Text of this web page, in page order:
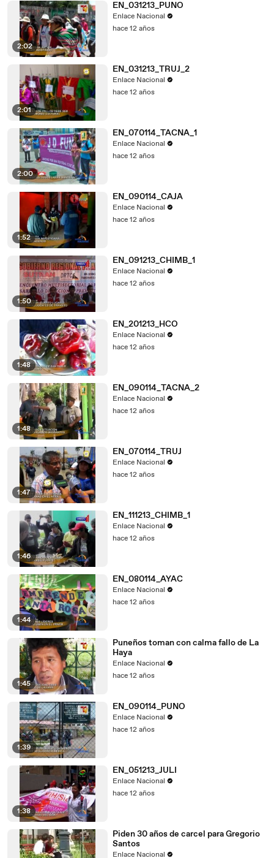
2:02
EN_031213_PUNO
Enlace Nacional
hace 12 años
2:01
EN_031213_TRUJ_2
Enlace Nacional
hace 12 años
2:00
EN_070114_TACNA_1
Enlace Nacional
hace 12 años
1:52
EN_090114_CAJA
Enlace Nacional
hace 12 años
1:50
EN_091213_CHIMB_1
Enlace Nacional
hace 12 años
1:48
EN_201213_HCO
Enlace Nacional
hace 12 años
1:48
EN_090114_TACNA_2
Enlace Nacional
hace 12 años
1:47
EN_070114_TRUJ
Enlace Nacional
hace 12 años
1:46
EN_111213_CHIMB_1
Enlace Nacional
hace 12 años
1:44
EN_080114_AYAC
Enlace Nacional
hace 12 años
1:45
Puneños toman con calma fallo de La
Haya
Enlace Nacional
hace 12 años
1:39
EN_090114_PUNO
Enlace Nacional
hace 12 años
1:38
EN_051213_JULI
Enlace Nacional
hace 12 años
Piden 30 años de carcel para Gregorio
Santos
Enlace Nacional